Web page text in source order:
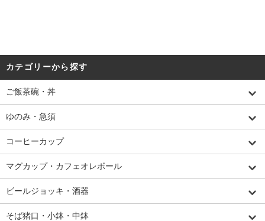
カテゴリーから探す
ご飯茶碗・丼
ゆのみ・急須
コーヒーカップ
マグカップ・カフェオレボール
ビールジョッキ・酒器
そば猪口・小鉢・中鉢